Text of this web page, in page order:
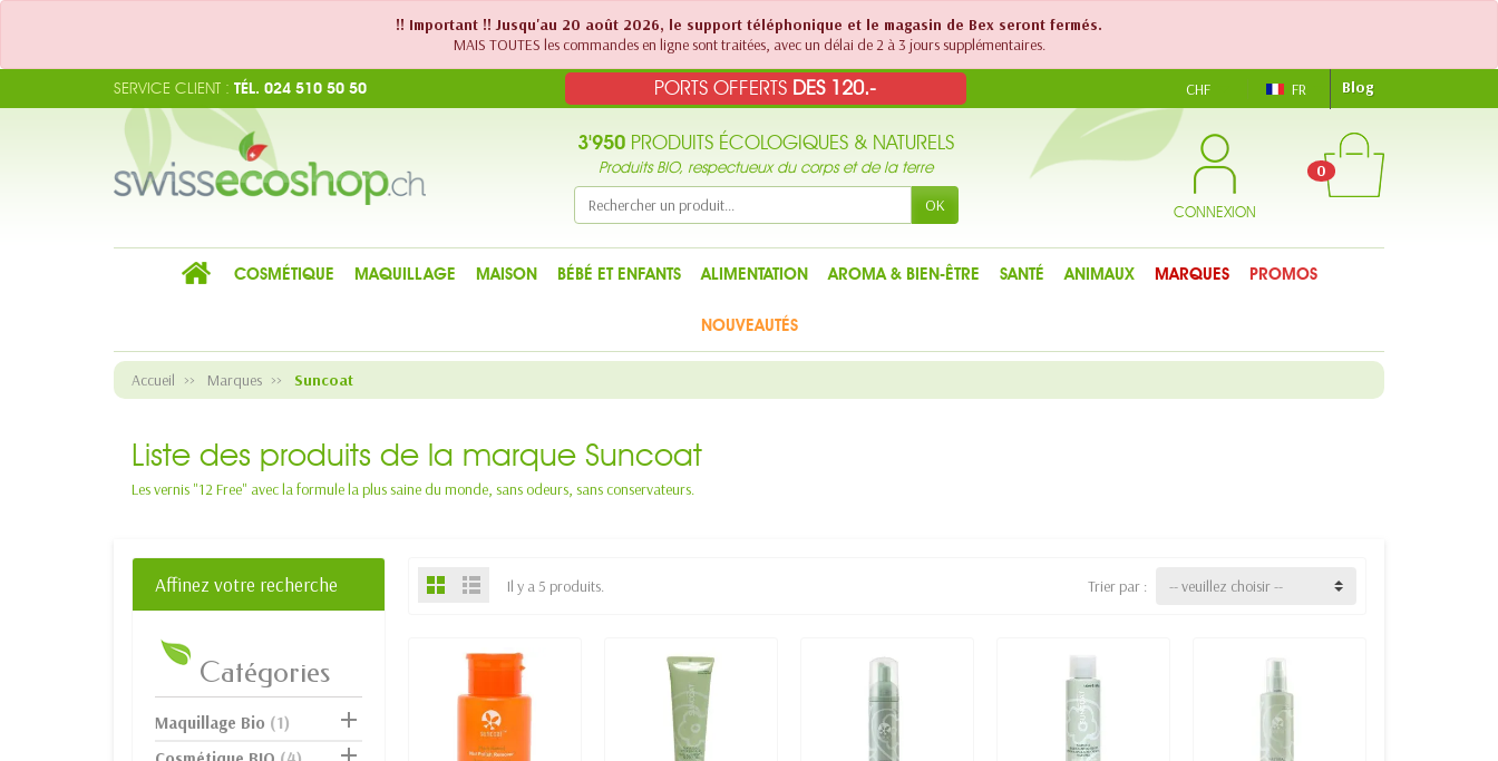
!! Important !! Jusqu'au 20 août 2026, le support téléphonique et le magasin de Bex seront fermés.
MAIS TOUTES les commandes en ligne sont traitées, avec un délai de 2 à 3 jours supplémentaires.
PORTS OFFERTS DES 120.-
SERVICE CLIENT : TÉL. 024 510 50 50 CHF FR Blog
3'950 PRODUITS ÉCOLOGIQUES & NATURELS
Produits BIO, respectueux du corps et de la terre
OK CONNEXION
0
COSMÉTIQUE MAQUILLAGE MAISON BÉBÉ ET ENFANTS ALIMENTATION AROMA & BIEN-ÊTRE SANTÉ ANIMAUX MARQUES PROMOS
NOUVEAUTÉS
Accueil Marques Suncoat
Liste des produits de la marque Suncoat
Les vernis "12 Free" avec la formule la plus saine du monde, sans odeurs, sans conservateurs.
Affinez votre recherche
Catégories

Maquillage Bio (1)

Il y a 5 produits. Trier par : -- veuillez choisir --